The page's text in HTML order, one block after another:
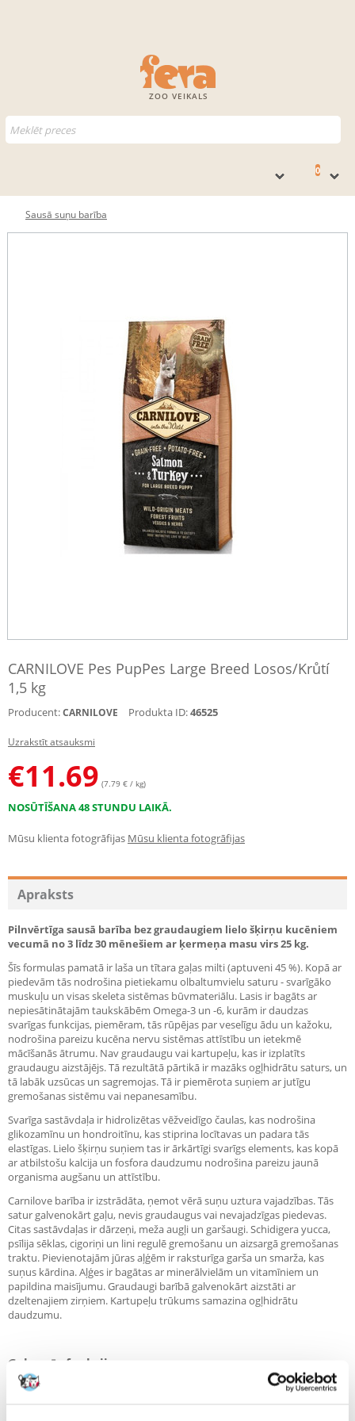
ZOO VEIKALS
0
Sausā suņu barība
CARNILOVE Pes PupPes Large Breed Losos/Krůtí
1,5 kg
Producent:CARNILOVE Produkta ID:46525
Uzrakstīt atsauksmi
€11.69 (7.79 € / kg)
NOSŪTĪŠANA 48 STUNDU LAIKĀ.
Mūsu klienta fotogrāfijas Mūsu klienta fotogrāfijas
Apraksts
Pilnvērtīga sausā barība bez graudaugiem lielo šķirņu kucēniem
vecumā no 3 līdz 30 mēnešiem ar ķermeņa masu virs 25 kg.
Šīs formulas pamatā ir laša un tītara gaļas milti (aptuveni 45 %). Kopā ar
piedevām tās nodrošina pietiekamu olbaltumvielu saturu - svarīgāko
muskuļu un visas skeleta sistēmas būvmateriālu. Lasis ir bagāts ar
nepiesātinātajām taukskābēm Omega-3 un -6, kurām ir daudzas
svarīgas funkcijas, piemēram, tās rūpējas par veselīgu ādu un kažoku,
nodrošina pareizu kucēna nervu sistēmas attīstību un ietekmē
mācīšanās ātrumu. Nav graudaugu vai kartupeļu, kas ir izplatīts
graudaugu aizstājējs. Tā rezultātā pārtikā ir mazāks ogļhidrātu saturs, un
tā labāk uzsūcas un sagremojas. Tā ir piemērota suņiem ar jutīgu
gremošanas sistēmu vai nepanesamību.
Svarīga sastāvdaļa ir hidrolizētas vēžveidīgo čaulas, kas nodrošina
glikozamīnu un hondroitīnu, kas stiprina locītavas un padara tās
elastīgas. Lielo šķirņu suņiem tas ir ārkārtīgi svarīgs elements, kas kopā
ar atbilstošu kalcija un fosfora daudzumu nodrošina pareizu jaunā
organisma augšanu un attīstību.
Carnilove barība ir izstrādāta, ņemot vērā suņu uztura vajadzības. Tās
satur galvenokārt gaļu, nevis graudaugus vai nevajadzīgas piedevas.
Citas sastāvdaļas ir dārzeņi, meža augļi un garšaugi. Schidigera yucca,
psīlija sēklas, cigoriņi un lini regulē gremošanu un aizsargā gremošanas
traktu. Pievienotajām jūras aļģēm ir raksturīga garša un smarža, kas
suņus kārdina. Aļģes ir bagātas ar minerālvielām un vitamīniem un
papildina maisījumu. Graudaugi barībā galvenokārt aizstāti ar
dzeltenajiem zirņiem. Kartupeļu trūkums samazina ogļhidrātu
daudzumu.
Galvenās funkcijas:
Bez graudaugiem un glutēna